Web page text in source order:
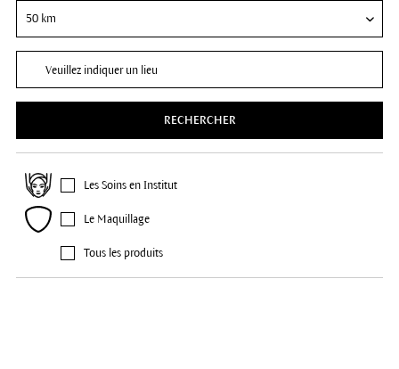
RECHERCHER
Les Soins en Institut
Le Maquillage
Tous les produits